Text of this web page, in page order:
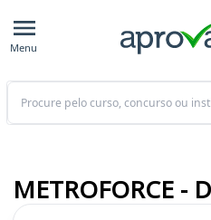
Menu
Buscar
METROFORCE -